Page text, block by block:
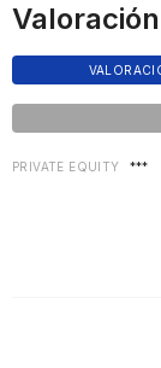
PRIVATE EQUITY ***